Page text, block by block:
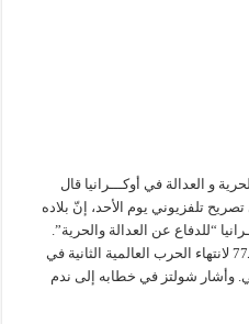
و العدالة في أوكـــرانيا قال
تلفزيوني يوم الأحد، إنّ بلاده
“للدفاع عن العدالة والحرية”.
وجاء الخطاب بمناسبة إحياء الذكرى الـ77 لانتهاء الحرب العالمية الثانية في
وأشار شولتز في خطابه إلى ندم